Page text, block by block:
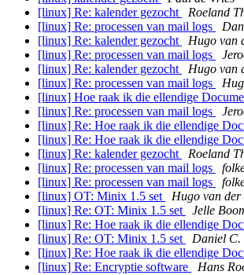
[linux] Re: kalender gezocht
Roeland
[linux] Re: processen van mail logs
[linux] Re: kalender gezocht
Hugo van
[linux] Re: processen van mail logs
[linux] Re: kalender gezocht
Hugo van
[linux] Re: processen van mail logs
[linux] Hoe raak ik die ellendige
[linux] Re: processen van mail logs
[linux] Re: Hoe raak ik die ellendige
[linux] Re: Hoe raak ik die ellendige
[linux] Re: kalender gezocht
Roeland
[linux] Re: processen van mail logs
[linux] Re: processen van mail logs
[linux] OT: Minix 1.5 set
Hugo van
[linux] Re: OT: Minix 1.5 set
Jelle
[linux] Re: Hoe raak ik die ellendige
[linux] Re: OT: Minix 1.5 set
Daniel C.
[linux] Re: Hoe raak ik die ellendige
[linux] Re: Encryptie software
Hans